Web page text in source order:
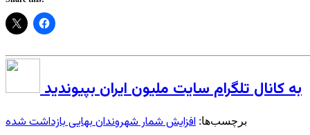
به کانال تلگرام سایت ملیون ایران بپیوندید
برچسب‌ها: افزایش شمار شهروندان بهایی بازداشت شده